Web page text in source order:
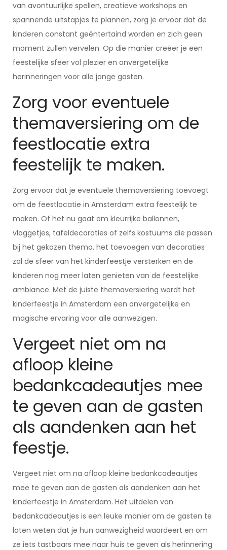
van avontuurlijke spellen, creatieve workshops en
spannende uitstapjes te plannen, zorg je ervoor dat de
kinderen constant geëntertaind worden en zich geen
moment zullen vervelen. Op die manier creëer je een
feestelijke sfeer vol plezier en onvergetelijke
herinneringen voor alle jonge gasten.
Zorg voor eventuele
themaversiering om de
feestlocatie extra
feestelijk te maken.
Zorg ervoor dat je eventuele themaversiering toevoegt
om de feestlocatie in Amsterdam extra feestelijk te
maken. Of het nu gaat om kleurrijke ballonnen,
vlaggetjes, tafeldecoraties of zelfs kostuums die passen
bij het gekozen thema, het toevoegen van decoraties
zal de sfeer van het kinderfeestje versterken en de
kinderen nog meer laten genieten van de feestelijke
ambiance. Met de juiste themaversiering wordt het
kinderfeestje in Amsterdam een onvergetelijke en
magische ervaring voor alle aanwezigen.
Vergeet niet om na
afloop kleine
bedankcadeautjes mee
te geven aan de gasten
als aandenken aan het
feestje.
Vergeet niet om na afloop kleine bedankcadeautjes
mee te geven aan de gasten als aandenken aan het
kinderfeestje in Amsterdam. Het uitdelen van
bedankcadeautjes is een leuke manier om de gasten te
laten weten dat je hun aanwezigheid waardeert en om
ze iets tastbaars mee naar huis te geven als herinnering